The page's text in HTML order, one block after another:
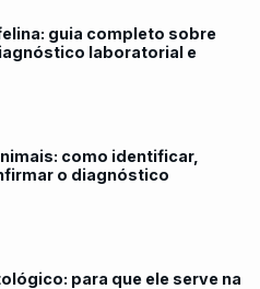
guia completo sobre
laboratorial e
como identificar,
o diagnóstico
para que ele serve na